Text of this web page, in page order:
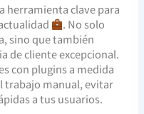
herramienta clave para
. No solo
sino que también
de cliente excepcional.
con plugins a medida
trabajo manual, evitar
a tus usuarios.